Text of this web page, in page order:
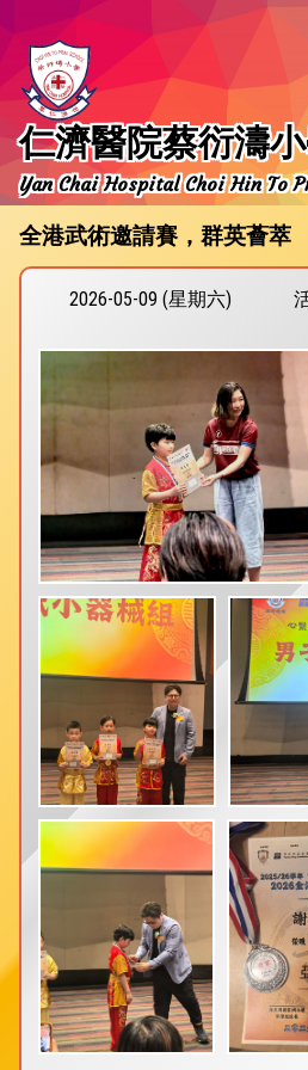
仁濟醫院蔡衍濤
Yan Chai Hospital Choi Hin To
全港武術邀請賽，群英薈萃
2026-05-09 (星期六)